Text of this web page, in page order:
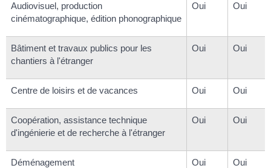
Audiovisuel, production
cinématographique, édition phonographique
Oui Oui
Bâtiment et travaux publics pour les
chantiers à l'étranger
Oui Oui
Centre de loisirs et de vacances Oui Oui
Coopération, assistance technique
d'ingénierie et de recherche à l'étranger
Oui Oui
Déménagement Oui Oui